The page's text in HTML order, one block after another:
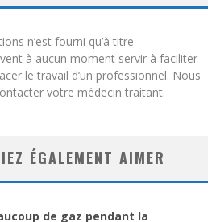
n’est fourni qu’à titre
à aucun moment servir à faciliter
le travail d’un professionnel. Nous
votre médecin traitant.
ÉGALEMENT AIMER
de gaz pendant la